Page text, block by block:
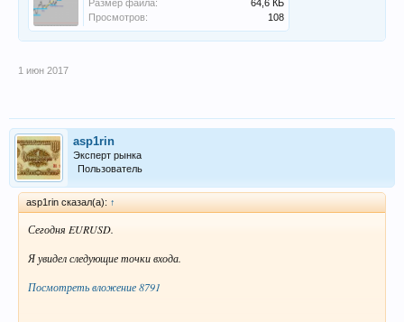
Размер файла:
64,6 КБ
Просмотров:
108
1 июн 2017
asp1rin
Эксперт рынка
Пользователь
asp1rin сказал(а): ↑
Сегодня EURUSD.
Я увидел следующие точки входа.
Посмотреть вложение 8791